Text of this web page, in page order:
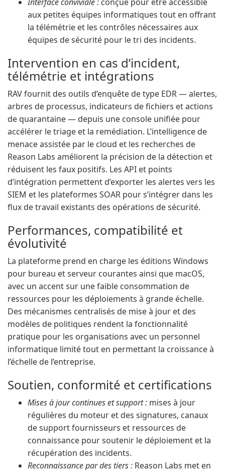
aux petites équipes informatiques tout en offrant
la télémétrie et les contrôles nécessaires aux
équipes de sécurité pour le tri des incidents.
Intervention en cas d’incident,
télémétrie et intégrations
RAV fournit des outils d’enquête de type EDR — alertes,
arbres de processus, indicateurs de fichiers et actions
de quarantaine — depuis une console unifiée pour
accélérer le triage et la remédiation. L’intelligence de
menace assistée par le cloud et les recherches de
Reason Labs améliorent la précision de la détection et
réduisent les faux positifs. Les API et points
d’intégration permettent d’exporter les alertes vers les
SIEM et les plateformes SOAR pour s’intégrer dans les
flux de travail existants des opérations de sécurité.
Performances, compatibilité et
évolutivité
La plateforme prend en charge les éditions Windows
pour bureau et serveur courantes ainsi que macOS,
avec un accent sur une faible consommation de
ressources pour les déploiements à grande échelle.
Des mécanismes centralisés de mise à jour et des
modèles de politiques rendent la fonctionnalité
pratique pour les organisations avec un personnel
informatique limité tout en permettant la croissance à
l’échelle de l’entreprise.
Soutien, conformité et certifications
Mises à jour continues et support : mises à jour
régulières du moteur et des signatures, canaux
de support fournisseurs et ressources de
connaissance pour soutenir le déploiement et la
récupération des incidents.
Reconnaissance par des tiers : Reason Labs met en